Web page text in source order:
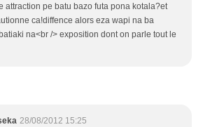
attraction pe batu bazo futa pona kotala?et
ca!diffence alors eza wapi na ba
na<br /> exposition dont on parle tout le
28/08/2012 15:25